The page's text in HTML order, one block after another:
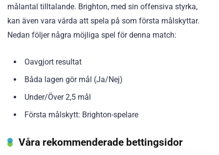
målantal tilltalande. Brighton, med sin offensiva styrka,
kan även vara värda att spela på som första målskyttar.
Nedan följer några möjliga spel för denna match:
Oavgjort resultat
Båda lagen gör mål (Ja/Nej)
Under/Över 2,5 mål
Första målskytt: Brighton-spelare
Våra rekommenderade bettingsidor